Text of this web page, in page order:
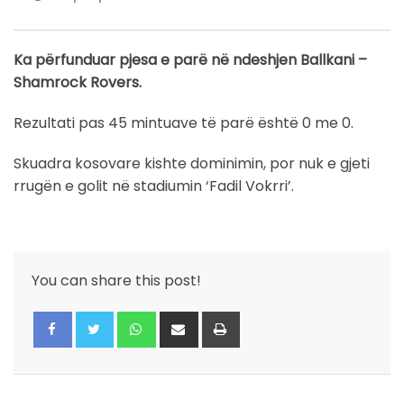
Ka përfunduar pjesa e parë në ndeshjen Ballkani –
Shamrock Rovers.
Rezultati pas 45 mintuave të parë është 0 me 0.
Skuadra kosovare kishte dominimin, por nuk e gjeti
rrugën e golit në stadiumin ‘Fadil Vokrri’.
You can share this post!
Whatsapp
Share